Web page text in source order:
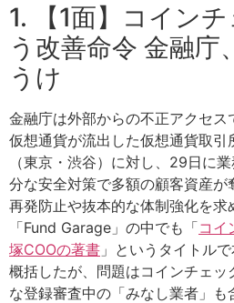
1. 【1面】コイン
う改善命令 金融庁
うけ
金融庁は外部からの不正アクセ
仮想通貨が流出した仮想通貨取引
（東京・渋谷）に対し、29日に
分な安全対策で多額の顧客資産が
再発防止や抜本的な体制強化を求
「Fund Garage」の中でも「コイ
塚COOの著書 」というタイトル
概括したが、問題はコインチェッ
な登録審査中の「みなし業者」